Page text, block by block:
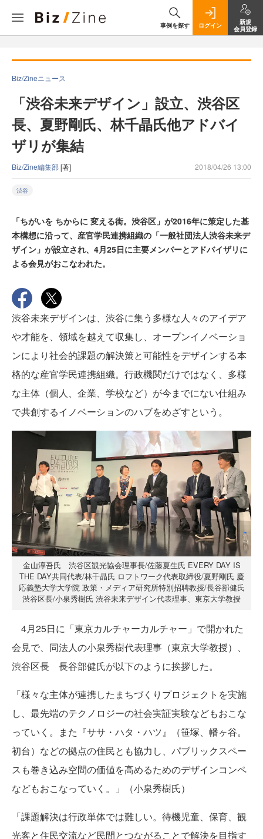
事例を探す ログイン
新規
会員登録
Biz/Zineニュース
「渋谷未来デザイン」設立、渋谷区
長、夏野剛氏、林千晶氏他アドバイ
ザリが集結
Biz/Zine編集部[著] 2018/04/26 13:00
渋谷
「ちがいを ちからに 変える街。渋谷区」が2016年に策定した基
本構想に沿って、産官学民連携組織の「一般社団法人渋谷未来デ
ザイン」が設立され、4月25日に主要メンバーとアドバイザリに
よる会見がおこなわれた。
渋谷未来デザインは、渋谷に集う多様な人々のアイデア
や才能を、領域を越えて収集し、オープンイノベーショ
ンにより社会的課題の解決策と可能性をデザインする本
格的な産官学民連携組織。行政機関だけではなく、多様
な主体（個人、企業、学校など）が今までにない仕組み
で共創するイノベーションのハブをめざすという。
金山淳吾氏 渋谷区観光協会理事長/佐藤夏生氏 EVERY DAY IS
THE DAY共同代表/林千晶氏 ロフトワーク代表取締役/夏野剛氏 慶
応義塾大学大学院 政策・メディア研究所特別招聘教授/長谷部健氏
渋谷区長/小泉秀樹氏 渋谷未来デザイン代表理事、東京大学教授
4月25日に「東京カルチャーカルチャー」で開かれた
会見で、同法人の小泉秀樹代表理事（東京大学教授）、
渋谷区長 長谷部健氏が以下のように挨拶した。
「様々な主体が連携したまちづくりプロジェクトを実施
し、最先端のテクノロジーの社会実証実験などもおこな
っていく。また『ササ・ハタ・ハツ』（笹塚、幡ヶ谷。
初台）などの拠点の住民とも協力し、パブリックスペー
スも巻き込み空間の価値を高めるためのデザインコンペ
などもおこなっていく。」（小泉秀樹氏）
「課題解決は行政単体では難しい。待機児童、保育、観
光客と住民交流など民間とつながることで解決を目指す